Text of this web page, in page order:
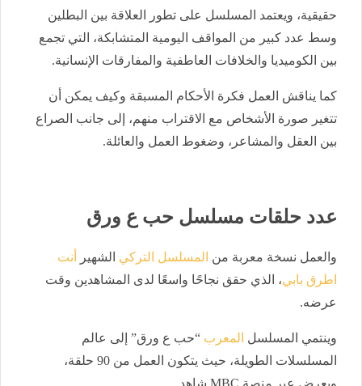
حقيقية، ويعتمد المسلسل على تطور العلاقة بين البطلين
وسط عدد كبير من المواقف اليومية المتشابكة، التي تجمع
بين الكوميديا والخلافات العاطفية والمفارقات الإنسانية.
كما يناقش العمل فكرة الأحكام المسبقة وكيف يمكن أن
تتغير صورة الأشخاص مع الاقتراب منهم، إلى جانب الصراع
بين العقل والمشاعر، وضغوط العمل والعائلة.
عدد حلقات مسلسل حب ع ورق
والعمل نسخة معربة من المسلسل التركي الشهير
أنت
اطرق بابي، الذي حقق نجاحًا واسعًا لدى المشاهدين وقت
عرضه.
وينتمي المسلسل المعرب “حب ع ورق” إلى عالم
المسلسلات الطويلة، حيث يتكون العمل من 90 حلقة،